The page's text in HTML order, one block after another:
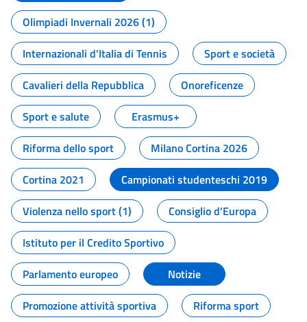
Olimpiadi Invernali 2026 (1)
Internazionali d'Italia di Tennis
Sport e società
Cavalieri della Repubblica
Onoreficenze
Sport e salute
Erasmus+
Riforma dello sport
Milano Cortina 2026
Cortina 2021
Campionati studenteschi 2019
Violenza nello sport (1)
Consiglio d'Europa
Istituto per il Credito Sportivo
Parlamento europeo
Notizie
Promozione attività sportiva
Riforma sport